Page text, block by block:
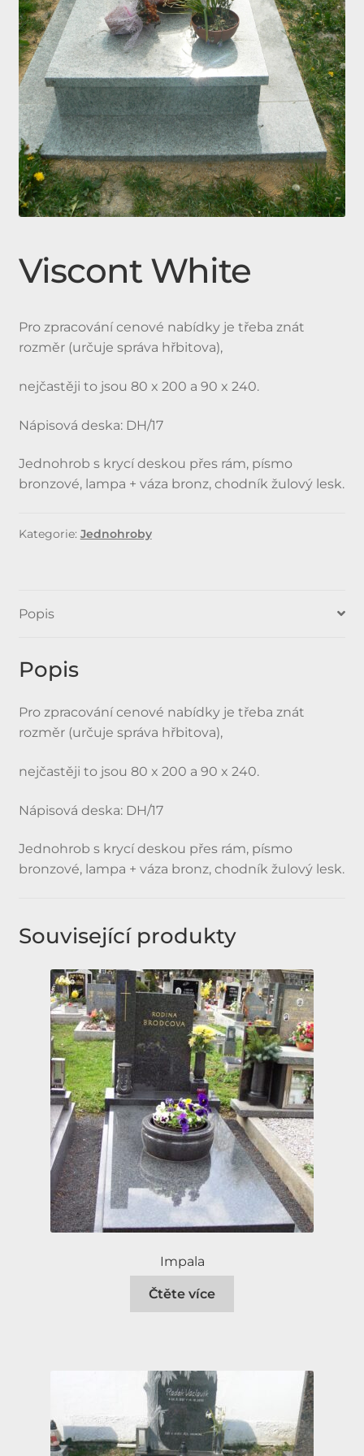
Doplňky
child
menu
Produkty
Urnové hroby skladem
Jednohroby, Dvojhroby
Viscont White
Pro zpracování cenové nabídky je třeba znát
rozměr (určuje správa hřbitova),
nejčastěji to jsou 80 x 200 a 90 x 240.
Nápisová deska: DH/17
Jednohrob s krycí deskou přes rám, písmo
bronzové, lampa + váza bronz, chodník žulový lesk.
Kategorie: Jednohroby
Popis
Popis
Pro zpracování cenové nabídky je třeba znát
rozměr (určuje správa hřbitova),
nejčastěji to jsou 80 x 200 a 90 x 240.
Nápisová deska: DH/17
Jednohrob s krycí deskou přes rám, písmo
bronzové, lampa + váza bronz, chodník žulový lesk.
Související produkty
Impala
Čtěte více